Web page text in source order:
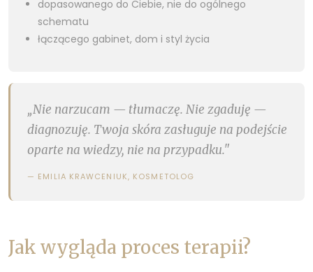
dopasowanego do Ciebie, nie do ogólnego
schematu
łączącego gabinet, dom i styl życia
„Nie narzucam — tłumaczę. Nie zgaduję —
diagnozuję. Twoja skóra zasługuje na podejście
oparte na wiedzy, nie na przypadku."
— EMILIA KRAWCENIUK, KOSMETOLOG
Jak wygląda proces terapii?